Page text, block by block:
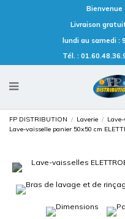
Bienvenue
Livraison
lundi au samedi :
Tél. :
FP DISTRIBUTION Laverie
Lave-vaisselle panier 50x50 cm